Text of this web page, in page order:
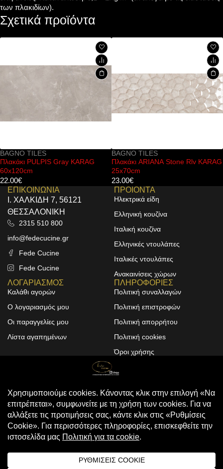
των πλακιδίων).
Σχετικά προϊόντα
BAGNO TILES
Πλακάκι PULPIS Gray KARAG
60x120cm
22.00€
BAGNO TILES
Πλακάκι ARIANA Stone Rlv KARAG
25x70cm
23.00€
ΕΠΙΚΟΙΝΩΝΙΑ
Ι. ΧΑΛΚΙΔΗ 7, 56121
ΘΕΣΣΑΛΟΝΙΚΗ
2315 510 800
info@fedecucine.gr
Fede Cucine
Fede Cucine
ΠΡΟΙΟΝΤΑ
Ηλεκτρικά είδη
Ελληνική κουζίνα
Ιταλική κουζίνα
Ελληνικές ντουλάπες
Ιταλικές ντουλάπες
Ανακαινίσεις χώρων
ΛΟΓΑΡΙΑΣΜΟΣ
Καλάθι αγορών
Ο λογαριασμός μου
Οι παραγγελίες μου
Λίστα αγαπημένων
ΠΛΗΡΟΦΟΡΙΕΣ
Πολιτική συναλλαγών
Πολιτική επιστροφών
Πολιτική απορρήτου
Πολιτική cookies
Όροι χρήσης
© 2025 FEDE CUCINE
. All Rights
Reserved
Design & Development by
ALPHA DESIGNERS
Compare (0)